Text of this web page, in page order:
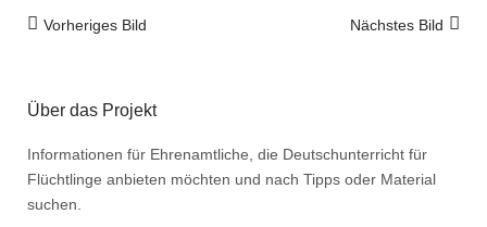
Nächstes Bild
Vorheriges Bild
Über das Projekt
Informationen für Ehrenamtliche, die Deutschunterricht für
Flüchtlinge anbieten möchten und nach Tipps oder Material
suchen.